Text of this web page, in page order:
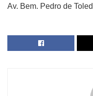
Av. Bem. Pedro de